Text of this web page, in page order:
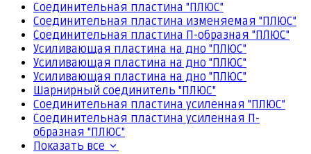
Соединительная пластина "ПЛЮС"
Соединительная пластина изменяемая "ПЛЮС"
Соединительная пластина П-образная "ПЛЮС"
Усиливающая пластина на дно "ПЛЮС"
Усиливающая пластина на дно "ПЛЮС"
Усиливающая пластина на дно "ПЛЮС"
Шарнирный соединитель "ПЛЮС"
Соединительная пластина усиленная "ПЛЮС"
Соединительная пластина усиленная П-
образная "ПЛЮС"
Показать все